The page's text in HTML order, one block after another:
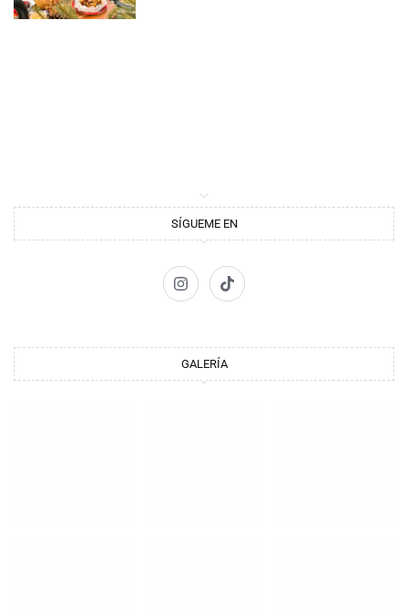
SÍGUEME EN
GALERÍA